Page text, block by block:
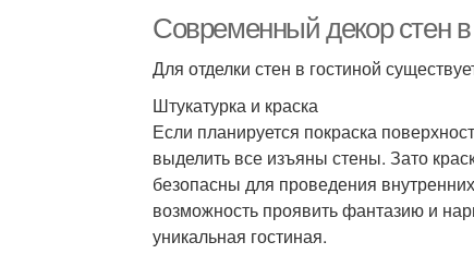
Современный декор стен
Для отделки стен в гостиной
Штукатурка и краска
Если планируется покраска
выделить все изъяны стены. Зато
безопасны для проведения
возможность проявить фантазию и
уникальная гостиная.